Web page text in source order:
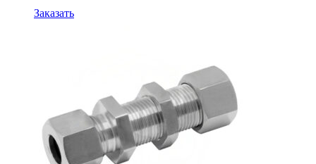
Заказать